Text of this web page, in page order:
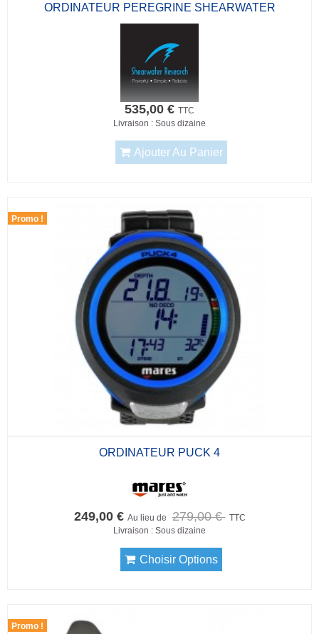
ORDINATEUR PEREGRINE SHEARWATER
535,00 € TTC
Livraison : Sous dizaine
Ajouter Au Panier
Promo !
ORDINATEUR PUCK 4
249,00 € Au lieu de 279,00 € TTC
Livraison : Sous dizaine
Choisir Options
Promo !